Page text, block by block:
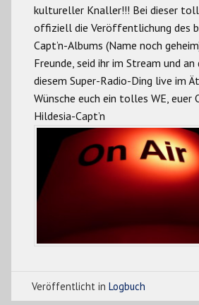
kultureller Knaller!!! Bei dieser
offiziell die Veröffentlichung des
Capt’n-Albums (Name noch
Freunde, seid ihr im Stream und an
diesem Super-Radio-Ding live im
Wünsche euch ein tolles WE, euer
Hildesia-Capt’n
Veröffentlicht in Logbuch